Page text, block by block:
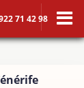
71 42 98